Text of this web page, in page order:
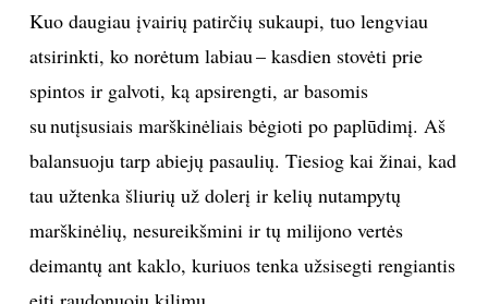
Kuo daugiau įvairių patirčių sukaupi, tuo lengviau
atsirinkti, ko norėtum labiau – kasdien stovėti prie
spintos ir galvoti, ką apsirengti, ar basomis
su nutįsusiais marškinėliais bėgioti po paplūdimį. Aš
balansuoju tarp abiejų pasaulių. Tiesiog kai žinai, kad
tau užtenka šliurių už dolerį ir kelių nutampytų
marškinėlių, nesureikšmini ir tų milijono vertės
deimantų ant kaklo, kuriuos tenka užsisegti rengiantis